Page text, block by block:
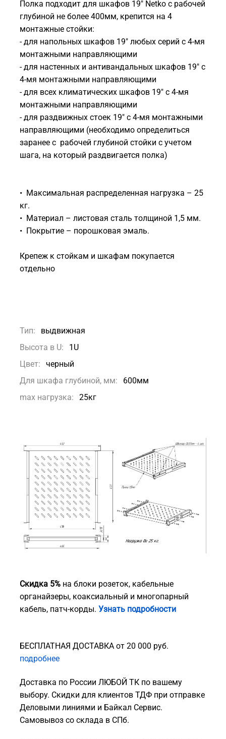
Полка подходит для шкафов 19" Netko с рабочей
глубиной не более 400мм, крепится на 4
монтажные стойки:
- для напольных шкафов 19" любых серий с 4-мя
монтажными направляющими
- для настенных и антивандальных шкафов 19" с
4-мя монтажными направляющими
- для всех климатических шкафов 19" с 4-мя
монтажными направляющими
- для раздвижных стоек 19" с 4-мя монтажными
направляющими (необходимо определиться
заранее с рабочей глубиной стойки с учетом
шага, на который раздвигается полка)
• Максимальная распределенная нагрузка – 25
кг.
• Материал – листовая сталь толщиной 1,5 мм.
• Покрытие – порошковая эмаль.
Крепеж к стойкам и шкафам покупается
отдельно
Тип:
выдвижная
Высота в U:
1U
Цвет:
черный
Для шкафа глубиной, мм:
600мм
max нагрузка:
25кг
Скидка 5% на блоки розеток, кабельные
органайзеры, коаксиальный и многопарный
кабель, патч-корды. Узнать подробности
БЕСПЛАТНАЯ ДОСТАВКА от 20 000 руб.
подробнее
Доставка по России ЛЮБОЙ ТК по вашему
выбору. Скидки для клиентов ТДФ при отправке
Деловыми линиями и Байкал Сервис.
Самовывоз со склада в СПб.